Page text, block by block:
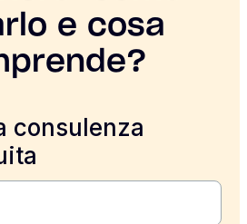
e cosa
consulenza